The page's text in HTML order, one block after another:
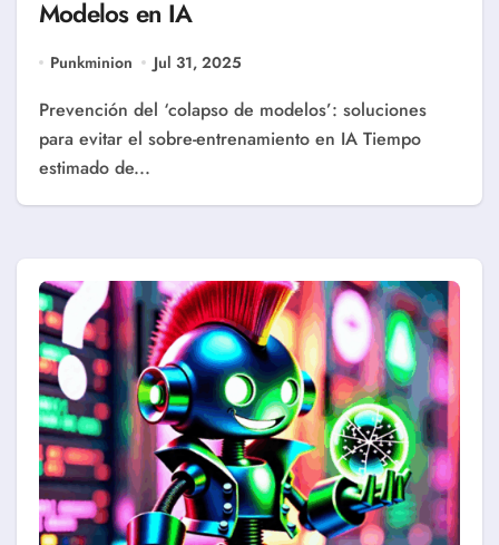
Modelos en IA
Punkminion Jul 31, 2025
Prevención del ‘colapso de modelos’: soluciones
para evitar el sobre-entrenamiento en IA Tiempo
estimado de...